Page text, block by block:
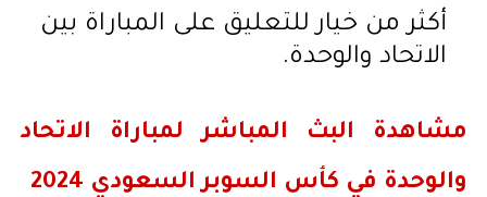
أكثر من خيار للتعليق على المباراة بين
الاتحاد والوحدة.
مشاهدة البث المباشر لمباراة الاتحاد
والوحدة في كأس السوبر السعودي 2024